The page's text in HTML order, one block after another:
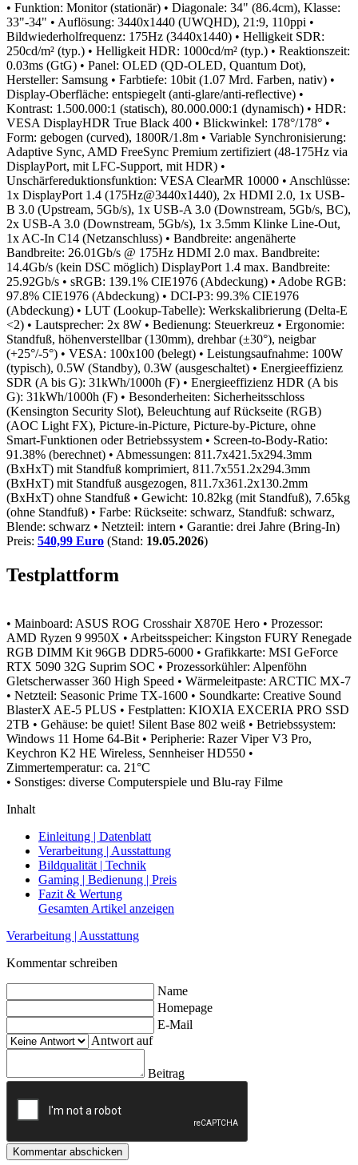
• Funktion: Monitor (stationär) • Diagonale: 34" (86.4cm), Klasse:
33"-34" • Auflösung: 3440x1440 (UWQHD), 21:9, 110ppi •
Bildwiederholfrequenz: 175Hz (3440x1440) • Helligkeit SDR:
250cd/m² (typ.) • Helligkeit HDR: 1000cd/m² (typ.) • Reaktionszeit:
0.03ms (GtG) • Panel: OLED (QD-OLED, Quantum Dot),
Hersteller: Samsung • Farbtiefe: 10bit (1.07 Mrd. Farben, nativ) •
Display-Oberfläche: entspiegelt (anti-glare/anti-reflective) •
Kontrast: 1.500.000:1 (statisch), 80.000.000:1 (dynamisch) • HDR:
VESA DisplayHDR True Black 400 • Blickwinkel: 178°/178° •
Form: gebogen (curved), 1800R/1.8m • Variable Synchronisierung:
Adaptive Sync, AMD FreeSync Premium zertifiziert (48-175Hz via
DisplayPort, mit LFC-Support, mit HDR) •
Unschärfereduktionsfunktion: VESA ClearMR 10000 • Anschlüsse:
1x DisplayPort 1.4 (175Hz@3440x1440), 2x HDMI 2.0, 1x USB-
B 3.0 (Upstream, 5Gb/s), 1x USB-A 3.0 (Downstream, 5Gb/s, BC),
2x USB-A 3.0 (Downstream, 5Gb/s), 1x 3.5mm Klinke Line-Out,
1x AC-In C14 (Netzanschluss) • Bandbreite: angenäherte
Bandbreite: 26.01Gb/s @ 175Hz HDMI 2.0 max. Bandbreite:
14.4Gb/s (kein DSC möglich) DisplayPort 1.4 max. Bandbreite:
25.92Gb/s • sRGB: 139.1% CIE1976 (Abdeckung) • Adobe RGB:
97.8% CIE1976 (Abdeckung) • DCI-P3: 99.3% CIE1976
(Abdeckung) • LUT (Lookup-Tabelle): Werkskalibrierung (Delta-E
<2) • Lautsprecher: 2x 8W • Bedienung: Steuerkreuz • Ergonomie:
Standfuß, höhenverstellbar (130mm), drehbar (±30°), neigbar
(+25°/-5°) • VESA: 100x100 (belegt) • Leistungsaufnahme: 100W
(typisch), 0.5W (Standby), 0.3W (ausgeschaltet) • Energieeffizienz
SDR (A bis G): 31kWh/1000h (F) • Energieeffizienz HDR (A bis
G): 31kWh/1000h (F) • Besonderheiten: Sicherheitsschloss
(Kensington Security Slot), Beleuchtung auf Rückseite (RGB)
(AOC Light FX), Picture-in-Picture, Picture-by-Picture, ohne
Smart-Funktionen oder Betriebssystem • Screen-to-Body-Ratio:
91.38% (berechnet) • Abmessungen: 811.7x421.5x294.3mm
(BxHxT) mit Standfuß komprimiert, 811.7x551.2x294.3mm
(BxHxT) mit Standfuß ausgezogen, 811.7x361.2x130.2mm
(BxHxT) ohne Standfuß • Gewicht: 10.82kg (mit Standfuß), 7.65kg
(ohne Standfuß) • Farbe: Rückseite: schwarz, Standfuß: schwarz,
Blende: schwarz • Netzteil: intern • Garantie: drei Jahre (Bring-In)
Preis: 540,99 Euro (Stand: 19.05.2026)
Testplattform
• Mainboard: ASUS ROG Crosshair X870E Hero • Prozessor:
AMD Ryzen 9 9950X • Arbeitsspeicher: Kingston FURY Renegade
RGB DIMM Kit 96GB DDR5-6000 • Grafikkarte: MSI GeForce
RTX 5090 32G Suprim SOC • Prozessorkühler: Alpenföhn
Gletscherwasser 360 High Speed • Wärmeleitpaste: ARCTIC MX-7
• Netzteil: Seasonic Prime TX-1600 • Soundkarte: Creative Sound
BlasterX AE-5 PLUS • Festplatten: KIOXIA EXCERIA PRO SSD
2TB • Gehäuse: be quiet! Silent Base 802 weiß • Betriebssystem:
Windows 11 Home 64-Bit • Peripherie: Razer Viper V3 Pro,
Keychron K2 HE Wireless, Sennheiser HD550 •
Zimmertemperatur: ca. 21°C
• Sonstiges: diverse Computerspiele und Blu-ray Filme
Inhalt
Einleitung | Datenblatt
Verarbeitung | Ausstattung
Bildqualität | Technik
Gaming | Bedienung | Preis
Fazit & Wertung
Gesamten Artikel anzeigen
Verarbeitung | Ausstattung
Kommentar schreiben
Name
Homepage
E-Mail
Antwort auf
Beitrag
Kommentar abschicken